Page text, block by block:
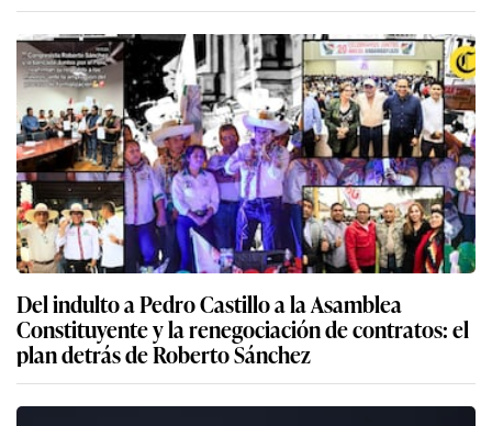
Del indulto a Pedro Castillo a la Asamblea
Constituyente y la renegociación de contratos: el
plan detrás de Roberto Sánchez